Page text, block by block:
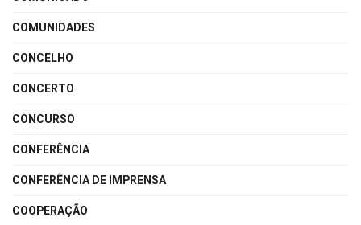
COMUNIDADES
CONCELHO
CONCERTO
CONCURSO
CONFERÊNCIA
CONFERÊNCIA DE IMPRENSA
COOPERAÇÃO